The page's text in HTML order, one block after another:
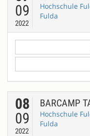
09
2022
Hochschule
Fulda
08
09
2022
BARCAMP
Hochschule
Fulda